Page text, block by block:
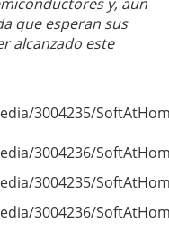
que esperan sus
alcanzado este
3004235/
3004236/
3004235/
3004236/